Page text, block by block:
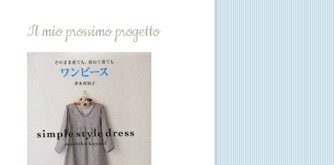
Il mio prossimo progetto